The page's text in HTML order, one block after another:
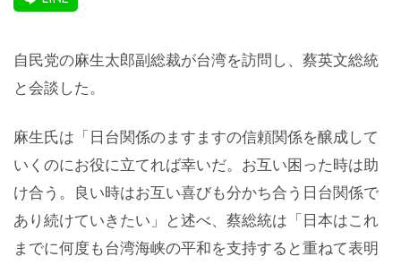
自民党の麻生太郎副総裁が台湾を訪問し、蔡英文総統
と会談した。
麻生氏は「日台関係のますますの信頼関係を醸成して
いくのにお役に立てれば幸いだ。お互い困った時は助
け合う。良い時はお互い喜びも分かち合う日台関係で
あり続けていきたい」と述べ、蔡総統は「日本はこれ
までに何度も台湾海峡の平和を支持すると重ねて表明